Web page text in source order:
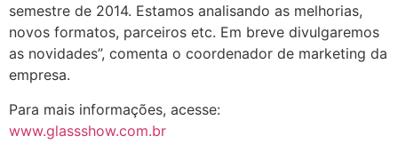
semestre de 2014. Estamos analisando as melhorias,
novos formatos, parceiros etc. Em breve divulgaremos
as novidades”, comenta o coordenador de marketing da
empresa.
Para mais informações, acesse:
www.glassshow.com.br